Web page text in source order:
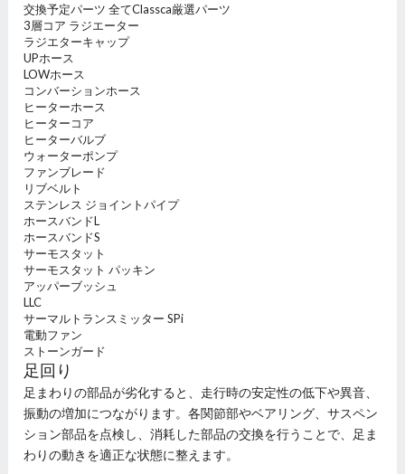
交換予定パーツ 全てClassca厳選パーツ
3層コア ラジエーター
ラジエターキャップ
UPホース
LOWホース
コンバーションホース
ヒーターホース
ヒーターコア
ヒーターバルブ
ウォーターポンプ
ファンブレード
リブベルト
ステンレス ジョイントパイプ
ホースバンドL
ホースバンドS
サーモスタット
サーモスタット パッキン
アッパーブッシュ
LLC
サーマルトランスミッター SPi
電動ファン
ストーンガード
足回り
足まわりの部品が劣化すると、走行時の安定性の低下や異音、
振動の増加につながります。各関節部やベアリング、サスペン
ション部品を点検し、消耗した部品の交換を行うことで、足ま
わりの動きを適正な状態に整えます。